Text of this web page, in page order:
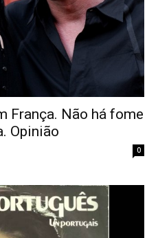
França. Não há fome
Opinião
0